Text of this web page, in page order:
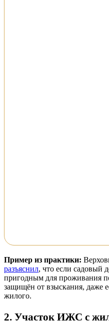
Пример из практики:
разъяснил, что если садовый
пригодным для проживания
защищён от взыскания, даже
жилого.
2. Участок ИЖС с